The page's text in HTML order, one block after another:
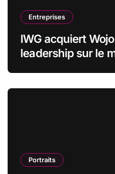
Entreprises
IWG acquiert
leadership sur le
Portraits